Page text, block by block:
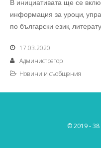
В инициативата ще се
информация за уроци,
по български език,
17.03.2020
Администратор
Новини и съобщения
© 2019 -